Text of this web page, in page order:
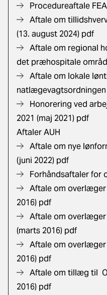
Procedureaftale
Aftale om
(13. august 2024) pdf
Aftale om regional
det præhospitale
Aftale om lokale
natlægevagtsordningen
Honorering ved
2021 (maj 2021) pdf
Aftaler AUH
Aftale om nye
(juni 2022) pdf
Forhåndsaftaler for
Aftale om
2016) pdf
Aftale om
(marts 2016) pdf
Aftale om
2016) pdf
Aftale om tillæg til
2016) pdf